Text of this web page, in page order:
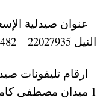
النيل 22027935 – 24319482 ، من 9 صباحا – 11 م.
– ارقام تليفونات